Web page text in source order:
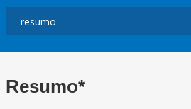
Resumo*